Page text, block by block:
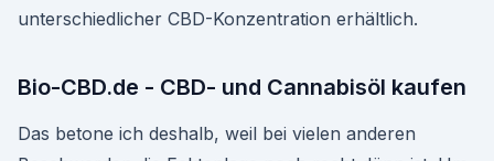
unterschiedlicher CBD-Konzentration erhältlich.
Bio-CBD.de - CBD- und Cannabisöl kaufen
Das betone ich deshalb, weil bei vielen anderen